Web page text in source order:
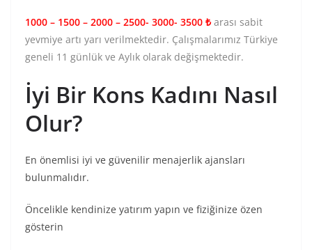
1000 – 1500 – 2000 – 2500- 3000- 3500 ₺ arası sabit
yevmiye artı yarı verilmektedir. Çalışmalarımız Türkiye
geneli 11 günlük ve Aylık olarak değişmektedir.
İyi Bir Kons Kadını Nasıl
Olur?
En önemlisi iyi ve güvenilir menajerlik ajansları
bulunmalıdır.
Öncelikle kendinize yatırım yapın ve fiziğinize özen
gösterin